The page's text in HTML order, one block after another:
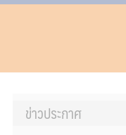
ข่าวประกาศ